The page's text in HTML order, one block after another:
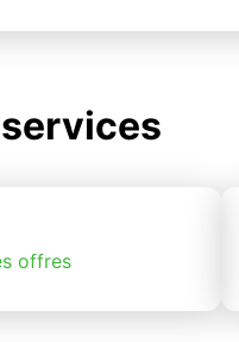
offres